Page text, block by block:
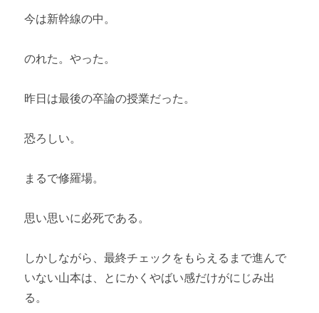
今は新幹線の中。
のれた。やった。
昨日は最後の卒論の授業だった。
恐ろしい。
まるで修羅場。
思い思いに必死である。
しかしながら、最終チェックをもらえるまで進んで
いない山本は、とにかくやばい感だけがにじみ出
る。